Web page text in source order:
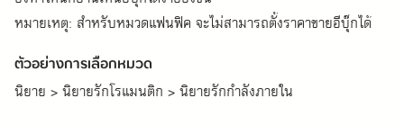
หมายเหตุ: สำหรับหมวดแฟนฟิค จะไม่สามารถตั้งราคาขายอีบุ๊กได้
ตัวอย่างการเลือกหมวด
นิยาย > นิยายรักโรแมนติก > นิยายรักกำลังภายใน